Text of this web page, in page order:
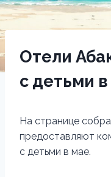
Отели
с детьми
На странице
предоставляют
с детьми в мае.